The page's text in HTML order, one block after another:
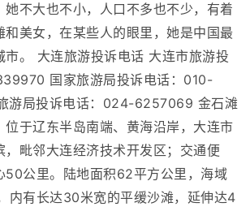
她不大也不小，人口不多也不少，有着
和美女，在某些人的眼里，她是中国最
市。 大连旅游投诉电话 大连市旅游投
国家旅游局投诉电话：010-
游局投诉电话：024-6257069 金石滩
位于辽东半岛南端、黄海沿岸，大连市
，毗邻大连经济技术开发区；交通便
50公里。陆地面积62平方公里，海域
内有长达30米宽的平缓沙滩，延伸达4